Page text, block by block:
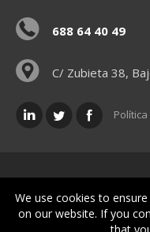
688 64 40 49
C/ Zubieta 38,
Políticas legales
We use cookies to
on our website. If you
that